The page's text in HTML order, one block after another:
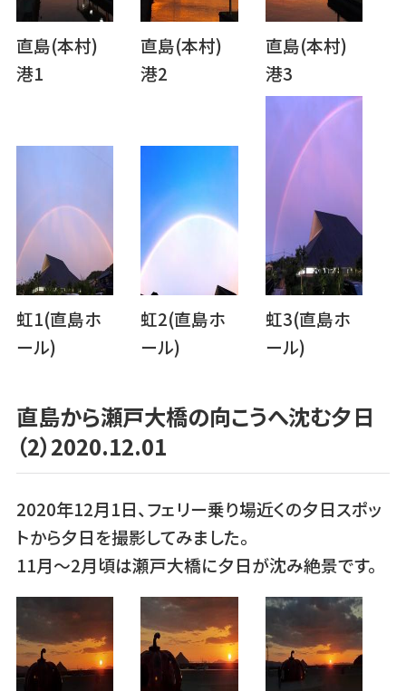
直島(本村)
港1
直島(本村)
港2
直島(本村)
港3
虹1(直島ホ
ール)
虹2(直島ホ
ール)
虹3(直島ホ
ール)
直島から瀬戸大橋の向こうへ沈む夕日
（2）2020.12.01
2020年12月1日、フェリー乗り場近くの夕日スポッ
トから夕日を撮影してみました。
11月～2月頃は瀬戸大橋に夕日が沈み絶景です。